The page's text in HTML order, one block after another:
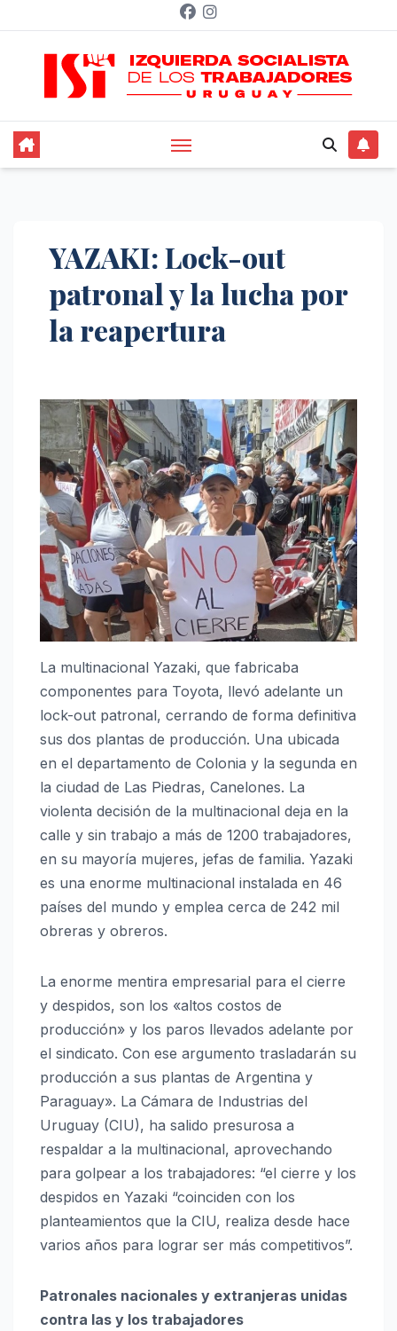
contenido
YAZAKI: Lock-out
patronal y la lucha por
la reapertura
La multinacional Yazaki, que fabricaba
componentes para Toyota, llevó adelante un
lock-out patronal, cerrando de forma definitiva
sus dos plantas de producción. Una ubicada
en el departamento de Colonia y la segunda en
la ciudad de Las Piedras, Canelones. La
violenta decisión de la multinacional deja en la
calle y sin trabajo a más de 1200 trabajadores,
en su mayoría mujeres, jefas de familia. Yazaki
es una enorme multinacional instalada en 46
países del mundo y emplea cerca de 242 mil
obreras y obreros.
La enorme mentira empresarial para el cierre
y despidos, son los «altos costos de
producción» y los paros llevados adelante por
el sindicato. Con ese argumento trasladarán su
producción a sus plantas de Argentina y
Paraguay». La Cámara de Industrias del
Uruguay (CIU), ha salido presurosa a
respaldar a la multinacional, aprovechando
para golpear a los trabajadores: “el cierre y los
despidos en Yazaki “coinciden con los
planteamientos que la CIU, realiza desde hace
varios años para lograr ser más competitivos”.
Patronales nacionales y extranjeras unidas
contra las y los trabajadores